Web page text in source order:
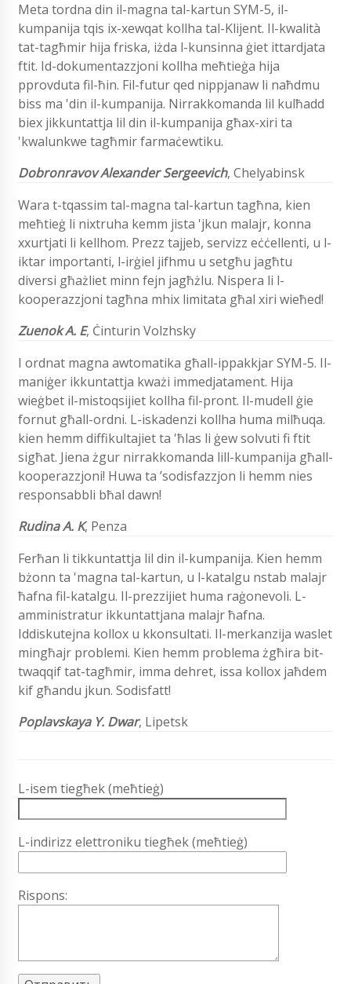
Meta tordna din il-magna tal-kartun SYM-5, il-
kumpanija tqis ix-xewqat kollha tal-Klijent. Il-kwalità
tat-tagħmir hija friska, iżda l-kunsinna ġiet ittardjata
ftit. Id-dokumentazzjoni kollha meħtieġa hija
pprovduta fil-ħin. Fil-futur qed nippjanaw li naħdmu
biss ma 'din il-kumpanija. Nirrakkomanda lil kulħadd
biex jikkuntattja lil din il-kumpanija għax-xiri ta
'kwalunkwe tagħmir farmaċewtiku.
Dobronravov Alexander Sergeevich, Chelyabinsk
Wara t-tqassim tal-magna tal-kartun tagħna, kien
meħtieġ li nixtruha kemm jista 'jkun malajr, konna
xxurtjati li kellhom. Prezz tajjeb, servizz eċċellenti, u l-
iktar importanti, l-irġiel jifhmu u setgħu jagħtu
diversi għażliet minn fejn jagħżlu. Nispera li l-
kooperazzjoni tagħna mhix limitata għal xiri wieħed!
Zuenok A. E, Ċinturin Volzhsky
I ordnat magna awtomatika għall-ippakkjar SYM-5. Il-
maniġer ikkuntattja kważi immedjatament. Hija
wieġbet il-mistoqsijiet kollha fil-pront. Il-mudell ġie
fornut għall-ordni. L-iskadenzi kollha huma milħuqa.
kien hemm diffikultajiet ta 'ħlas li ġew solvuti fi ftit
sigħat. Jiena żgur nirrakkomanda lill-kumpanija għall-
kooperazzjoni! Huwa ta ’sodisfazzjon li hemm nies
responsabbli bħal dawn!
Rudina A. K, Penza
Ferħan li tikkuntattja lil din il-kumpanija. Kien hemm
bżonn ta 'magna tal-kartun, u l-katalgu nstab malajr
ħafna fil-katalgu. Il-prezzijiet huma raġonevoli. L-
amministratur ikkuntattjana malajr ħafna.
Iddiskutejna kollox u kkonsultati. Il-merkanzija waslet
mingħajr problemi. Kien hemm problema żgħira bit-
twaqqif tat-tagħmir, imma dehret, issa kollox jaħdem
kif għandu jkun. Sodisfatt!
Poplavskaya Y. Dwar, Lipetsk
L-isem tiegħek (meħtieġ)
L-indirizz elettroniku tiegħek (meħtieġ)
Rispons: